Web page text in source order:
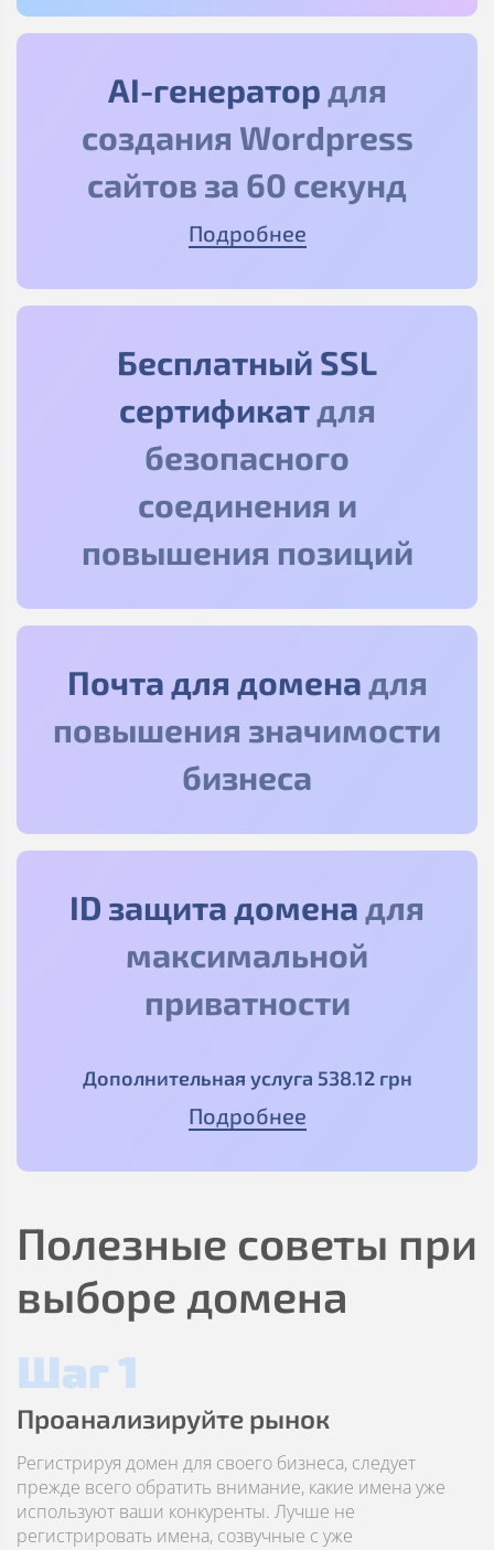
AI-генератордля
создания Wordpress
сайтов за 60 секунд
Подробнее
Бесплатный SSL
сертификатдля
безопасного
соединения и
повышения позиций
Почта для доменадля
повышения значимости
бизнеса
ID защита доменадля
максимальной
приватности
Дополнительная услуга 538.12грн
Подробнее
Полезные советы при
выборе домена
Шаг 1
Проанализируйте рынок
Регистрируя домен для своего бизнеса, следует
прежде всего обратить внимание, какие имена уже
используют ваши конкуренты. Лучше не
регистрировать имена, созвучные с уже